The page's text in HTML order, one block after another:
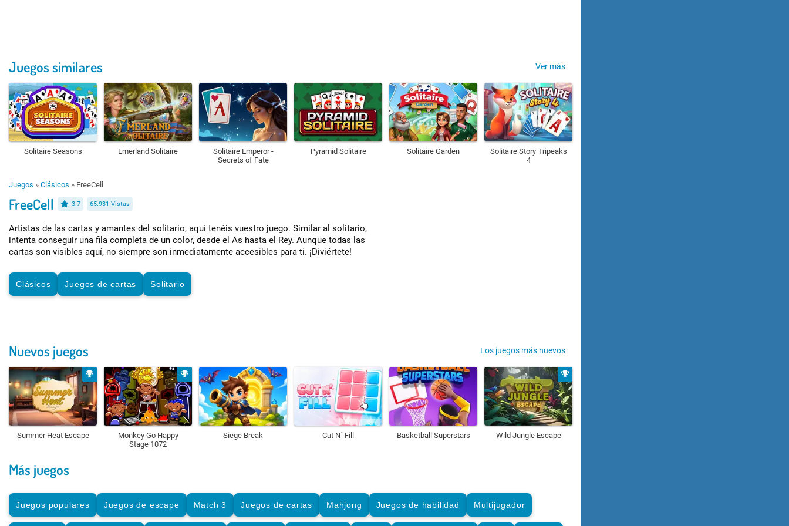
Juegos similares Ver más
Solitaire Seasons Emerland Solitaire
Solitaire Emperor -
Secrets of Fate
Pyramid Solitaire Solitaire Garden
Solitaire Story Tripeaks
4
Juegos » Clásicos » FreeCell
FreeCell 3.7 65.931 Vistas
Artistas de las cartas y amantes del solitario, aquí tenéis vuestro juego. Similar al solitario,
intenta conseguir una fila completa de un color, desde el As hasta el Rey. Aunque todas las
cartas son visibles aquí, no siempre son inmediatamente accesibles para ti. ¡Diviértete!
Clásicos Juegos de cartas Solitario
Nuevos juegos Los juegos más nuevos
Summer Heat Escape
Monkey Go Happy
Stage 1072
Siege Break Cut N´ Fill Basketball Superstars Wild Jungle Escape
Más juegos
Juegos populares Juegos de escape Match 3 Juegos de cartas Mahjong Juegos de habilidad Multijugador